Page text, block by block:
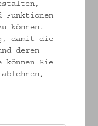
Funktionen
können.
damit die
deren
können Sie